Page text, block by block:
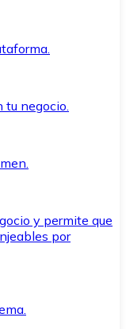
tu negocio.
y permite que
por